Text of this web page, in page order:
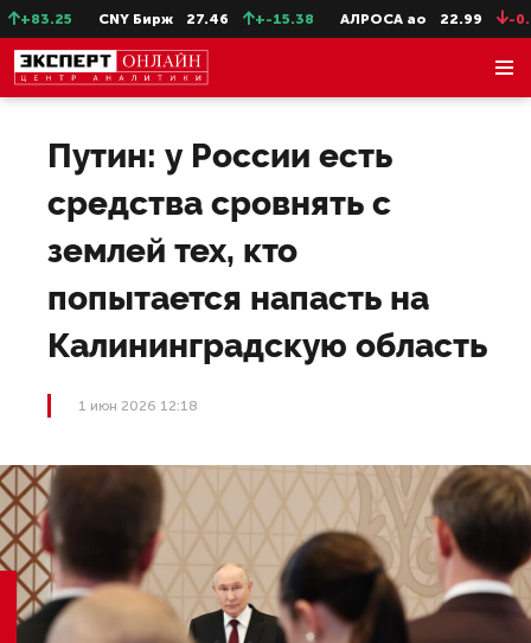
CNY Бирж 27.46 +-15.38 АЛРОСА ао 22.99 -0.25
Путин: у России есть
средства сровнять с
землей тех, кто
попытается напасть на
Калининградскую область
1 июн 2026 12:18